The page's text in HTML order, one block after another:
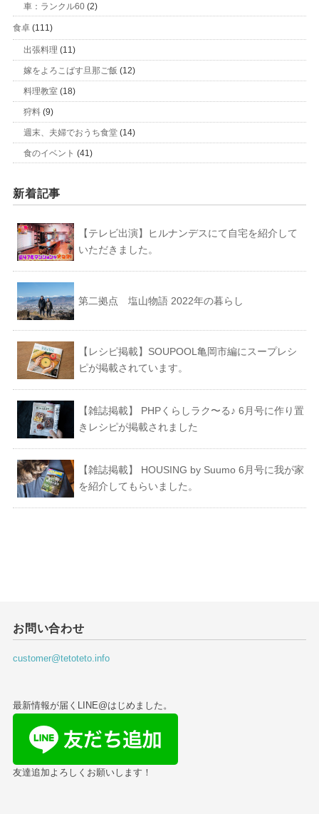
車：ランクル60(2)
食卓(111)
出張料理 (11)
嫁をよろこばす旦那ご飯 (12)
料理教室(18)
狩料(9)
週末、夫婦でおうち食堂(14)
食のイベント (41)
新着記事
【テレビ出演】ヒルナンデスにて自宅を紹介して
いただきました。
第二拠点 塩山物語 2022年の暮らし
【レシピ掲載】SOUPOOL亀岡市編にスープレシ
ピが掲載されています。
【雑誌掲載】 PHPくらしラク〜る♪ 6月号に作り置
きレシピが掲載されました
【雑誌掲載】 HOUSING by Suumo 6月号に我が家
を紹介してもらいました。
お問い合わせ
customer@tetoteto.info
最新情報が届くLINE@はじめました。
友達追加よろしくお願いします！